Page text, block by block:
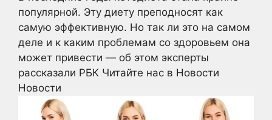
популярной. Эту диету преподносят как
самую эффективную. Но так ли это на самом
деле и к каким проблемам со здоровьем она
может привести — об этом эксперты
рассказали РБК Читайте нас в Новости
Новости